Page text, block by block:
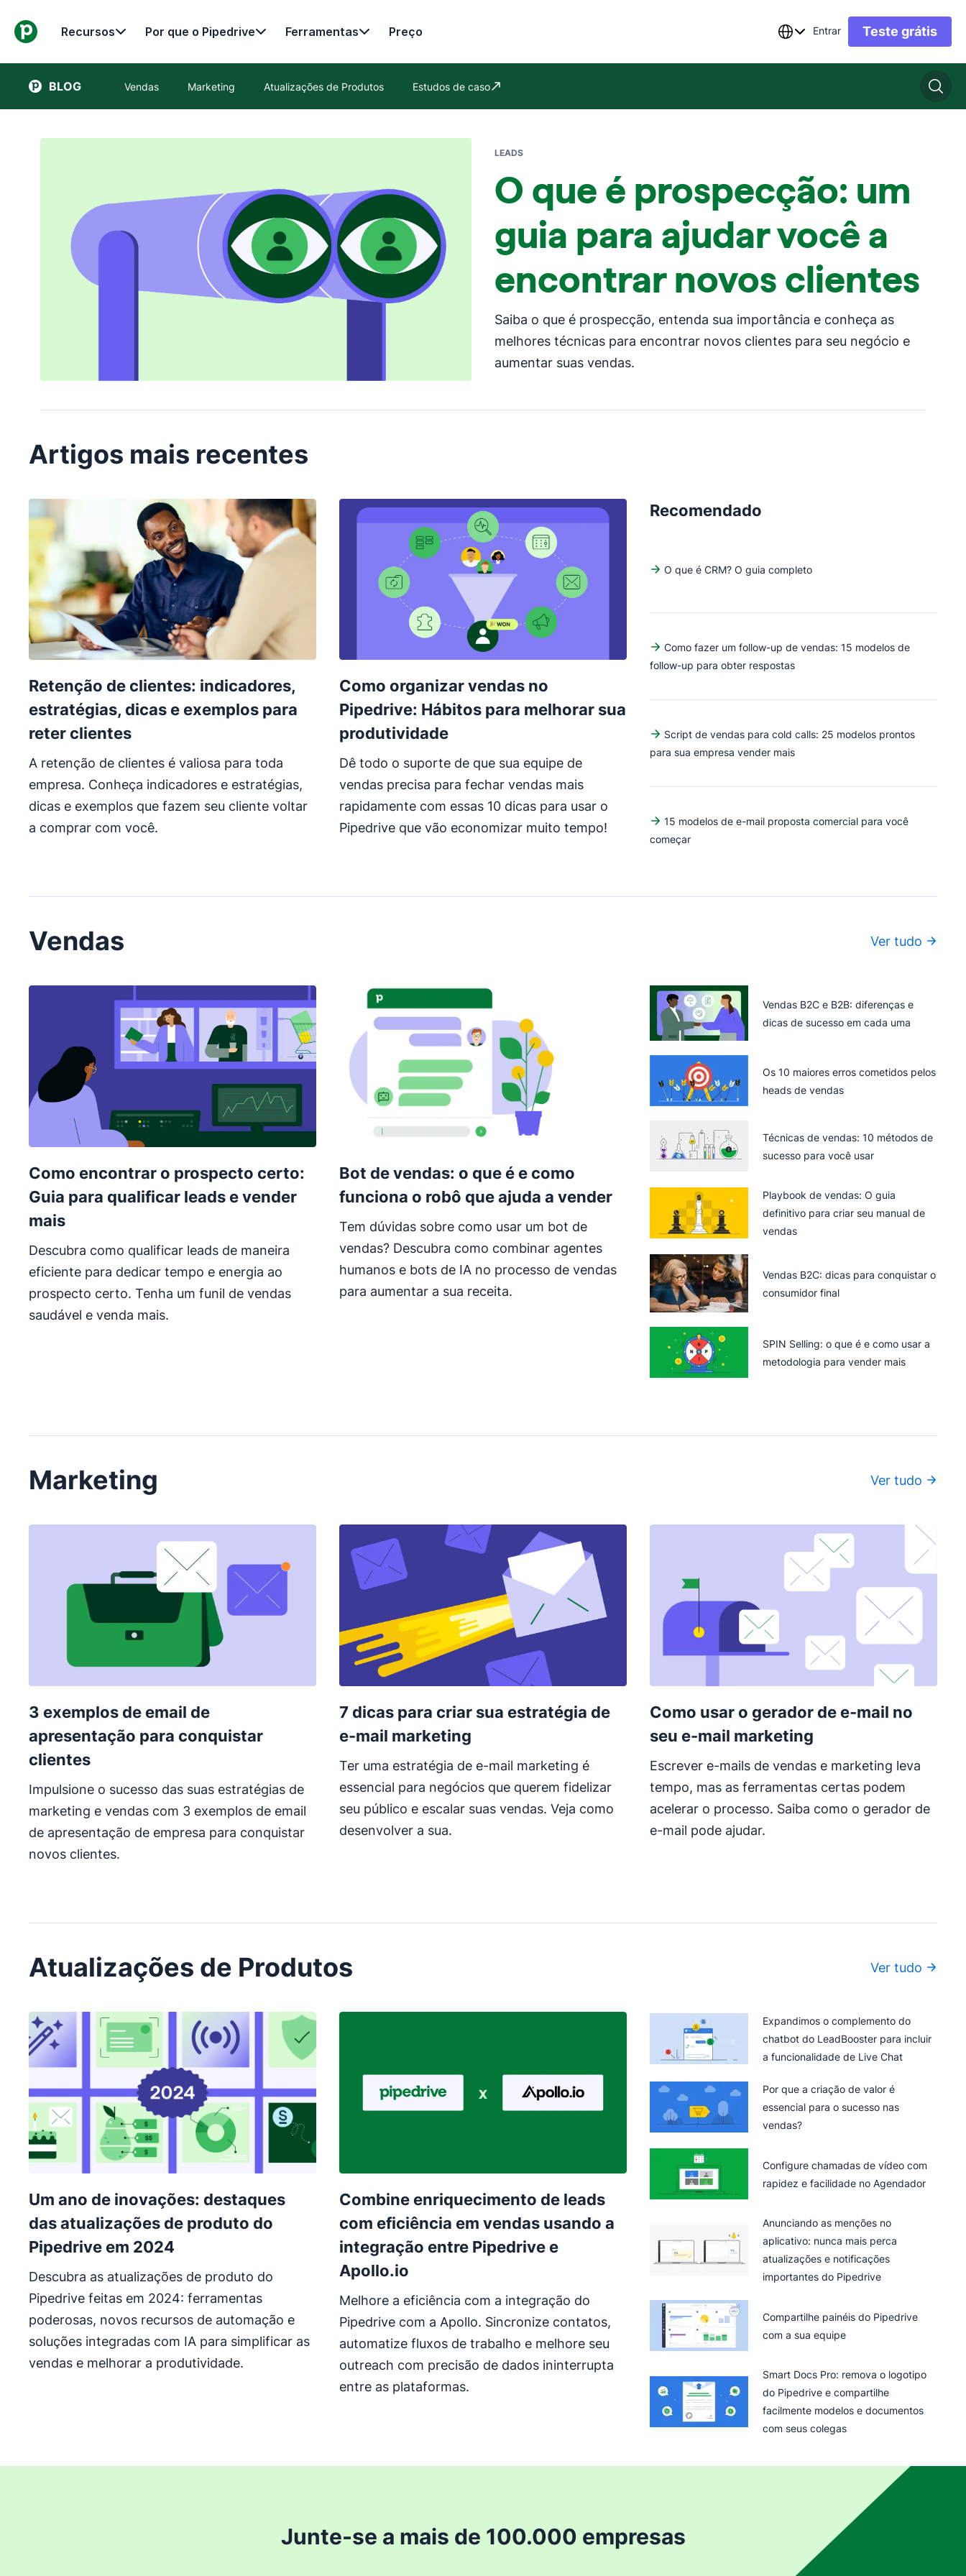
Recursos Por que o Pipedrive Ferramentas Preço Entrar Teste grátis
BLOG Vendas Marketing Atualizações de Produtos Estudos de caso
Abre em uma nova janela
LEADS
O que é prospecção: um
guia para ajudar você a
encontrar novos clientes
Saiba o que é prospecção, entenda sua importância e conheça as
melhores técnicas para encontrar novos clientes para seu negócio e
aumentar suas vendas.
Artigos mais recentes
Retenção de clientes: indicadores,
estratégias, dicas e exemplos para
reter clientes
A retenção de clientes é valiosa para toda
empresa. Conheça indicadores e estratégias,
dicas e exemplos que fazem seu cliente voltar
a comprar com você.
Como organizar vendas no
Pipedrive: Hábitos para melhorar sua
produtividade
Dê todo o suporte de que sua equipe de
vendas precisa para fechar vendas mais
rapidamente com essas 10 dicas para usar o
Pipedrive que vão economizar muito tempo!
Recomendado
O que é CRM? O guia completo
Como fazer um follow-up de vendas: 15 modelos de
follow-up para obter respostas
Script de vendas para cold calls: 25 modelos prontos
para sua empresa vender mais
15 modelos de e-mail proposta comercial para você
começar
Vendas Ver tudo
Como encontrar o prospecto certo:
Guia para qualificar leads e vender
mais
Descubra como qualificar leads de maneira
eficiente para dedicar tempo e energia ao
prospecto certo. Tenha um funil de vendas
saudável e venda mais.
Bot de vendas: o que é e como
funciona o robô que ajuda a vender
Tem dúvidas sobre como usar um bot de
vendas? Descubra como combinar agentes
humanos e bots de IA no processo de vendas
para aumentar a sua receita.
Vendas B2C e B2B: diferenças e
dicas de sucesso em cada uma
Os 10 maiores erros cometidos pelos
heads de vendas
Técnicas de vendas: 10 métodos de
sucesso para você usar
Playbook de vendas: O guia
definitivo para criar seu manual de
vendas
Vendas B2C: dicas para conquistar o
consumidor final
SPIN Selling: o que é e como usar a
metodologia para vender mais
Marketing Ver tudo
3 exemplos de email de
apresentação para conquistar
clientes
Impulsione o sucesso das suas estratégias de
marketing e vendas com 3 exemplos de email
de apresentação de empresa para conquistar
novos clientes.
7 dicas para criar sua estratégia de
e-mail marketing
Ter uma estratégia de e-mail marketing é
essencial para negócios que querem fidelizar
seu público e escalar suas vendas. Veja como
desenvolver a sua.
Como usar o gerador de e-mail no
seu e-mail marketing
Escrever e-mails de vendas e marketing leva
tempo, mas as ferramentas certas podem
acelerar o processo. Saiba como o gerador de
e-mail pode ajudar.
Atualizações de Produtos Ver tudo
Um ano de inovações: destaques
das atualizações de produto do
Pipedrive em 2024
Descubra as atualizações de produto do
Pipedrive feitas em 2024: ferramentas
poderosas, novos recursos de automação e
soluções integradas com IA para simplificar as
vendas e melhorar a produtividade.
Combine enriquecimento de leads
com eficiência em vendas usando a
integração entre Pipedrive e
Apollo.io
Melhore a eficiência com a integração do
Pipedrive com a Apollo. Sincronize contatos,
automatize fluxos de trabalho e melhore seu
outreach com precisão de dados ininterrupta
entre as plataformas.
Expandimos o complemento do
chatbot do LeadBooster para incluir
a funcionalidade de Live Chat
Por que a criação de valor é
essencial para o sucesso nas
vendas?
Configure chamadas de vídeo com
rapidez e facilidade no Agendador
Anunciando as menções no
aplicativo: nunca mais perca
atualizações e notificações
importantes do Pipedrive
Compartilhe painéis do Pipedrive
com a sua equipe
Smart Docs Pro: remova o logotipo
do Pipedrive e compartilhe
facilmente modelos e documentos
com seus colegas
Junte-se a mais de 100.000 empresas